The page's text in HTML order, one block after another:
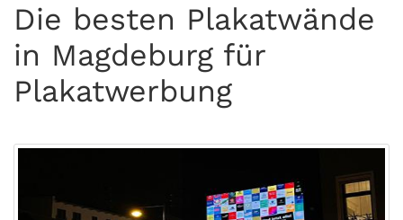
Die besten Plakatwände
in Magdeburg für
Plakatwerbung